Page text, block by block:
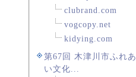
clubrand.com
vogcopy.net
kidying.com
第67回 木津川市ふれあ
い文化...